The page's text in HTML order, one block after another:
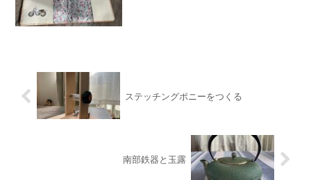
ステッチングポニーをつくる
南部鉄器と玉露